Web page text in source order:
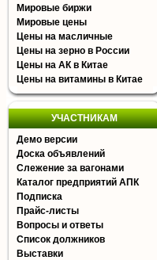
Мировые биржи
Мировые цены
Цены на масличные
Цены на зерно в России
Цены на АК в Китае
Цены на витамины в Китае
УЧАСТНИКАМ
Демо версии
Доска объявлений
Слежение за вагонами
Каталог предприятий АПК
Подписка
Прайс-листы
Вопросы и ответы
Список должников
Выставки